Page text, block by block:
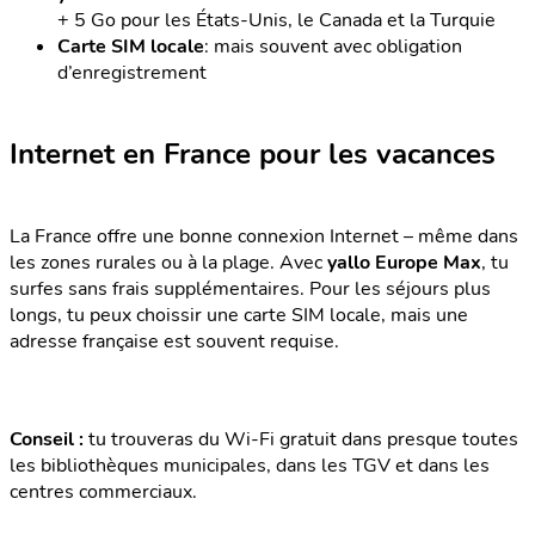
+ 5 Go pour les États-Unis, le Canada et la Turquie
Carte SIM locale: mais souvent avec obligation
d’enregistrement
Internet en France pour les vacances
La France offre une bonne connexion Internet – même dans
les zones rurales ou à la plage. Avecyallo Europe Max, tu
surfes sans frais supplémentaires. Pour les séjours plus
longs, tu peux choissir une carte SIM locale, mais une
adresse française est souvent requise.
Conseil : tu trouveras du Wi-Fi gratuit dans presque toutes
les bibliothèques municipales, dans les TGV et dans les
centres commerciaux.